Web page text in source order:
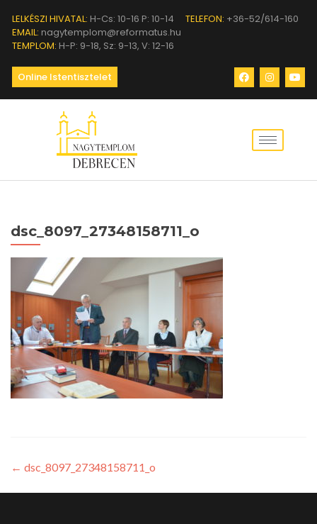
LELKÉSZI HIVATAL: H-Cs: 10-16 P: 10-14 TELEFON: +36-52/614-160
EMAIL: nagytemplom@reformatus.hu
TEMPLOM: H-P: 9-18, Sz: 9-13, V: 12-16
Online Istentisztelet
dsc_8097_27348158711_o
← dsc_8097_27348158711_o